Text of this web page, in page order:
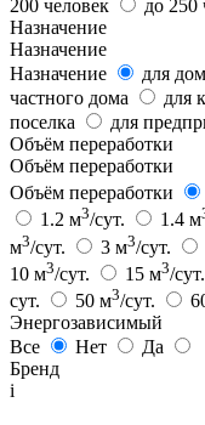
200 человек до 250
Назначение
Назначение
Назначение
для
частного дома
для
поселка
для
Объём переработки
Объём переработки
Объём переработки
1.2 м3/сут. 1.4 м
м3/сут. 3 м3/сут.
10 м3/сут. 15 м3/сут.
сут.
50 м3/сут.
Энергозависимый
Все
Нет
Да
Бренд
i